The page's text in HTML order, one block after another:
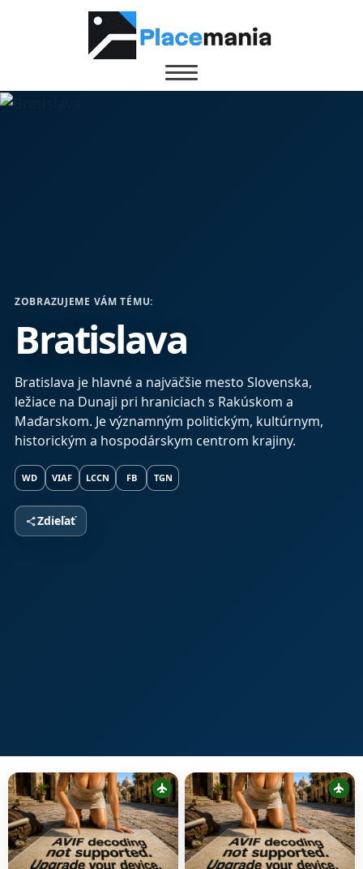
ZOBRAZUJEME VÁM TÉMU:
Bratislava
Bratislava je hlavné a najväčšie mesto Slovenska,
ležiace na Dunaji pri hraniciach s Rakúskom a
Maďarskom. Je významným politickým, kultúrnym,
historickým a hospodárskym centrom krajiny.
WD VIAF LCCN FB TGN
shareZdieľať
flight flight